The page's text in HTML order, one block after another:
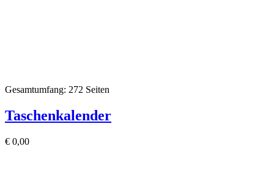
Gesamtumfang: 272 Seiten
Taschenkalender
€ 0,00